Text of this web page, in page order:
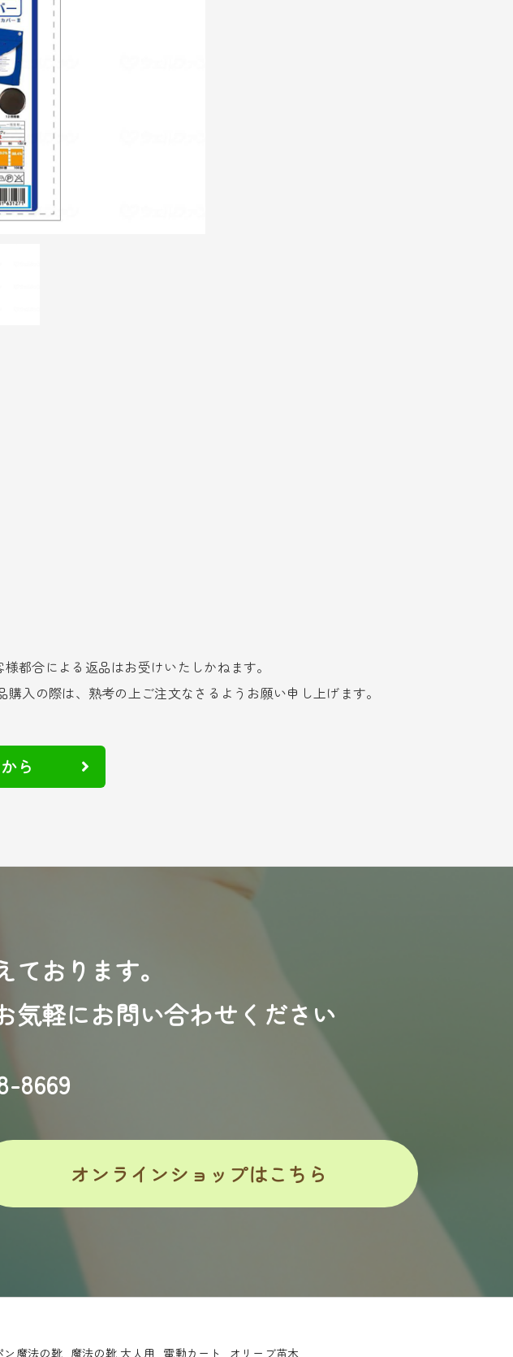
都合による返品はお受けいたしかねます。
入の際は、熟考の上ご注文なさるようお願い申し上げます。
ら
おります。
気軽にお問い合わせください
8669
オンラインショップはこちら
ン魔法の靴 魔法の靴 大人用 電動カート オリーブ苗木